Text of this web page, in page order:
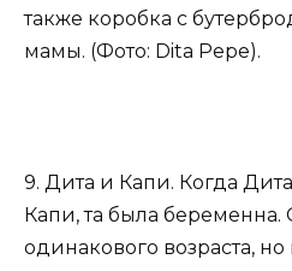
также коробка с
мамы. (Фото: Dita Pepe).
9. Дита и Капи. Когда
Капи, та была
одинакового возраста,